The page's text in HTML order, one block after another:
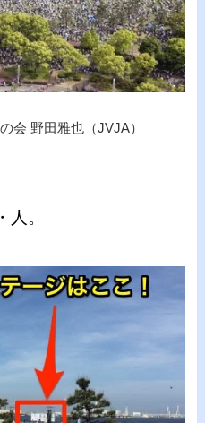
会 野田雅也（JVJA）
。